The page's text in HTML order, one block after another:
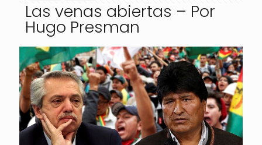
Las venas abiertas – Por
Hugo Presman